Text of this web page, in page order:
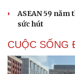
ASEAN 59
sức hút
CUỘC SỐNG